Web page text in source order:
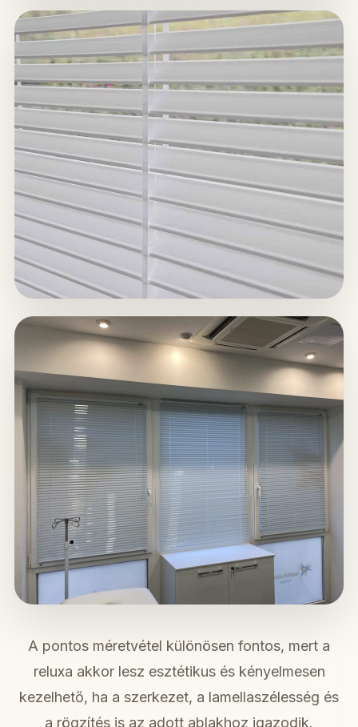
A pontos méretvétel különösen fontos, mert a
reluxa akkor lesz esztétikus és kényelmesen
kezelhető, ha a szerkezet, a lamellaszélesség és
a rögzítés is az adott ablakhoz igazodik.